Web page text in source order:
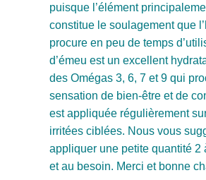
puisque l’élément
constitue le soulagement que
procure en peu de temps
d’émeu est un excellent
des Omégas 3, 6, 7 et 9 qui
sensation de bien-être et de
est appliquée régulièrement
irritées ciblées. Nous vous
appliquer une petite quantité 2
et au besoin. Merci et bonne